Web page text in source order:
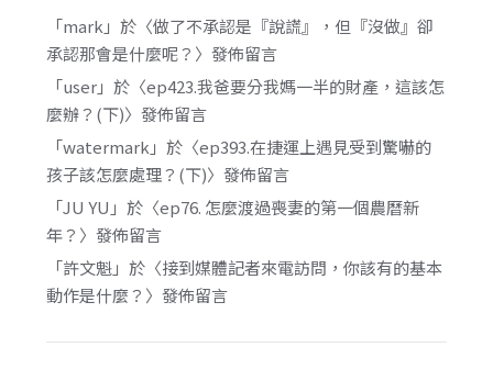
「mark 」於〈做了不承認是『說謊』，但『沒做』卻
承認那會是什麼呢？ 〉發佈留言
「user」於〈ep423.我爸要分我媽一半的財產，這該怎
麼辦？(下)〉發佈留言
「watermark 」於〈ep393.在捷運上遇見受到驚嚇的
孩子該怎麼處理？(下)〉發佈留言
「JU YU 」於〈ep76. 怎麼渡過喪妻的第一個農曆新
年？ 〉發佈留言
「許文魁」於〈接到媒體記者來電訪問，你該有的基本
動作是什麼？ 〉發佈留言